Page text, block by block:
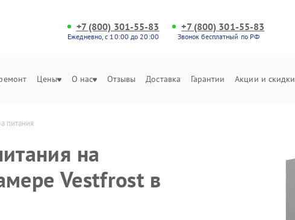
+7 (800) 301-55-83
Ежедневно, с 10:00 до 20:00
+7 (800) 301-55-83
Звонок бесплатный по РФ
Цены О нас Отзывы Доставка Гарантии Акции и скидки
питания
на
Vestfrost в